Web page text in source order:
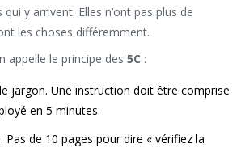
y arrivent. Elles n’ont pas plus de
les choses différemment.
appelle le principe des 5C :
jargon. Une instruction doit être comprise
en 5 minutes.
Pas de 10 pages pour dire « vérifiez la